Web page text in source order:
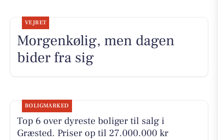
VEJRET
Morgenkølig, men dagen
bider fra sig
BOLIGMARKED
Top 6 over dyreste boliger til salg i
Græsted. Priser op til 27.000.000 kr